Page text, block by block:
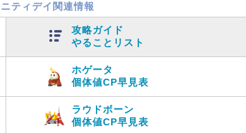
ティデイ関連情報
攻略ガイド
やることリスト
ホゲータ
個体値CP早見表
ラウドボーン
個体値CP早見表